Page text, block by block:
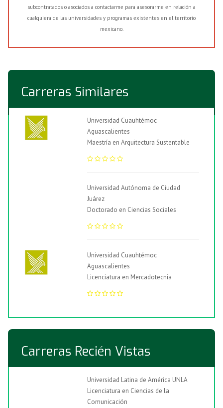
subcontratados o asociados a contactarme para asesorarme en relación a
cualquiera de las universidades y programas existentes en el territorio
mexicano.
Carreras Similares
Universidad Cuauhtémoc
Aguascalientes
Maestría en Arquitectura Sustentable
Universidad Autónoma de Ciudad
Juárez
Doctorado en Ciencias Sociales
Universidad Cuauhtémoc
Aguascalientes
Licenciatura en Mercadotecnia
Carreras Recién Vistas
Universidad Latina de América UNLA
Licenciatura en Ciencias de la
Comunicación